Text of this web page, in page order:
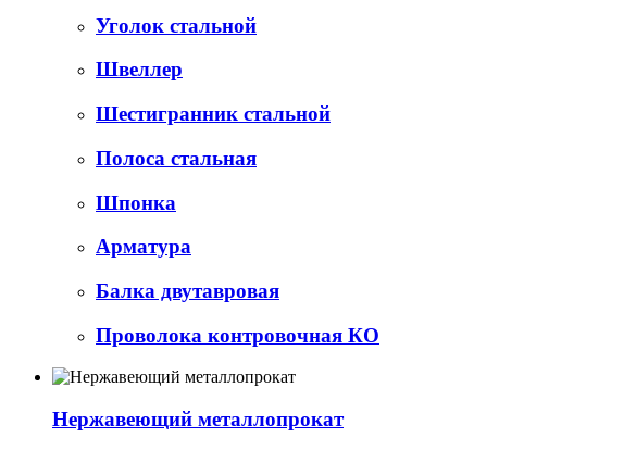
Уголок стальной
Швеллер
Шестигранник стальной
Полоса стальная
Шпонка
Арматура
Балка двутавровая
Проволока контровочная КО
Нержавеющий металлопрокат